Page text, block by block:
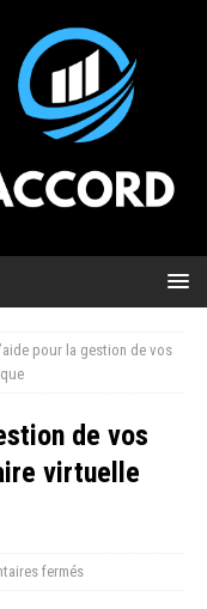
pour la gestion de vos
de vos
virtuelle
fermés